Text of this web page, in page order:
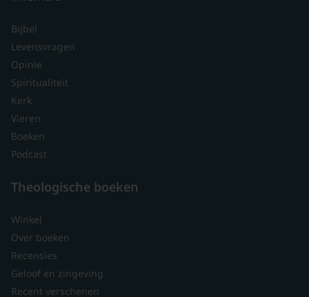
Bijbel
Levensvragen
Opinie
Spiritualiteit
Kerk
Vieren
Boeken
Podcast
Theologische boeken
Winkel
Over boeken
Recensies
Geloof en zingeving
Recent verschenen